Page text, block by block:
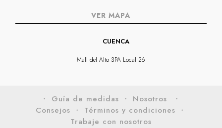
VER MAPA
CUENCA
Mall del Alto 3PA Local 26
・ Guía de medidas ・ Nosotros
・
Consejos ・ Términos y condiciones ・
Trabaje con nosotros